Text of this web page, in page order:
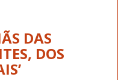
DAS
DOS